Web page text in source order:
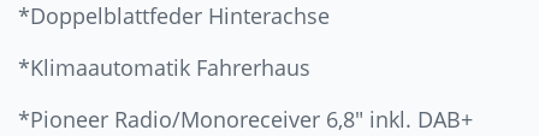
*Doppelblattfeder Hinterachse
*Klimaautomatik Fahrerhaus
*Pioneer Radio/Monoreceiver 6,8″ inkl. DAB+